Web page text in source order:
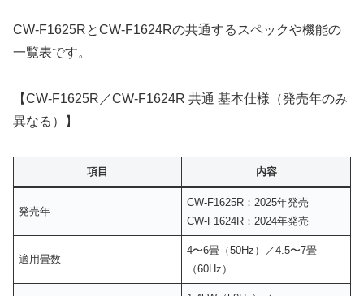
CW-F1625RとCW-F1624Rの共通するスペックや機能の
一覧表です。
【CW-F1625R／CW-F1624R 共通 基本仕様（発売年のみ
異なる）】
項目 内容
発売年
CW-F1625R：2025年発売
CW-F1624R：2024年発売
適用畳数
4〜6畳（50Hz）／4.5〜7畳
（60Hz）